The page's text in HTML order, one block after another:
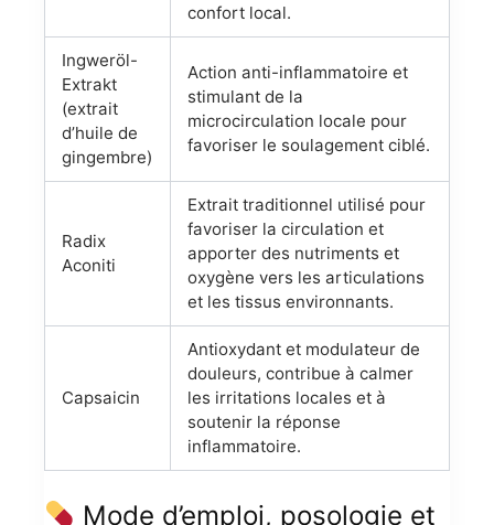
confort local.
Ingweröl-
Extrakt
(extrait
d’huile de
gingembre)
Action anti-inflammatoire et
stimulant de la
microcirculation locale pour
favoriser le soulagement ciblé.
Radix
Aconiti
Extrait traditionnel utilisé pour
favoriser la circulation et
apporter des nutriments et
oxygène vers les articulations
et les tissus environnants.
Capsaicin
Antioxydant et modulateur de
douleurs, contribue à calmer
les irritations locales et à
soutenir la réponse
inflammatoire.
Mode d’emploi, posologie et